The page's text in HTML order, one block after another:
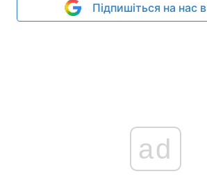
Підпишіться на нас
ad